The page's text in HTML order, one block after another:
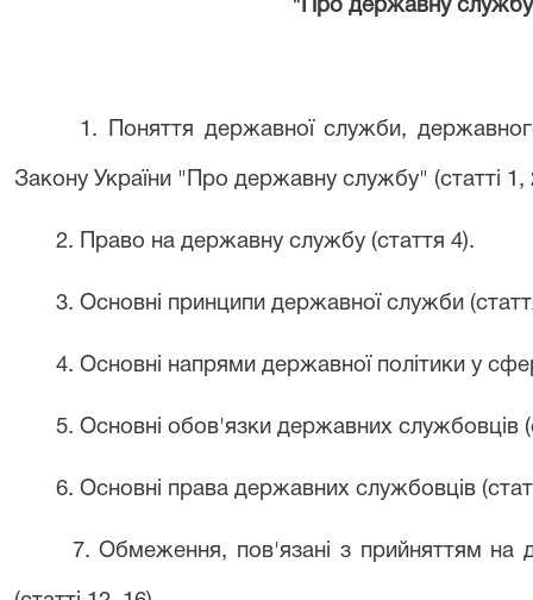
"Про державну
1. Поняття державної служби,
Закону України "Про державну службу" (статті 1,
2. Право на державну службу (стаття 4).
3. Основні принципи державної служби
4. Основні напрями державної політики у
5. Основні обов'язки державних службовців
6. Основні права державних службовців
7. Обмеження, пов'язані з прийняттям на